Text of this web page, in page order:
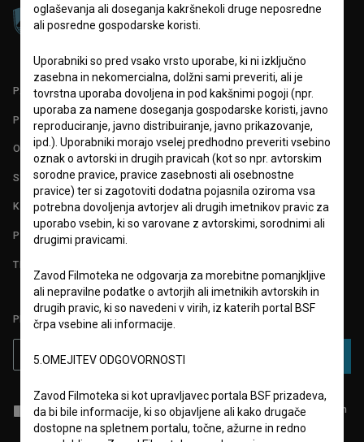
PARTNERJI
POGOJI UPORABE
O PROJEKTU
STATISTIKA
KONTAKT
POGOSTA VPRAŠANJA
TEST FUNKCIONALNOSTI
PRIJAVITE SE NA BSF NOVIČNIK:
Sprejemamsplošne pogojein dajemsoglasjeza zbiranje, hrambo in
obdelavo osebnih podatkov.
oglaševanja ali doseganja kakršnekoli druge neposredne
ali posredne gospodarske koristi.
Uporabniki so pred vsako vrsto uporabe, ki ni izključno
zasebna in nekomercialna, dolžni sami preveriti, ali je
tovrstna uporaba dovoljena in pod kakšnimi pogoji (npr.
uporaba za namene doseganja gospodarske koristi, javno
reproduciranje, javno distribuiranje, javno prikazovanje,
ipd.). Uporabniki morajo vselej predhodno preveriti vsebino
oznak o avtorski in drugih pravicah (kot so npr. avtorskim
sorodne pravice, pravice zasebnosti ali osebnostne
pravice) ter si zagotoviti dodatna pojasnila oziroma vsa
potrebna dovoljenja avtorjev ali drugih imetnikov pravic za
uporabo vsebin, ki so varovane z avtorskimi, sorodnimi ali
drugimi pravicami.
Zavod Filmoteka ne odgovarja za morebitne pomanjkljive
ali nepravilne podatke o avtorjih ali imetnikih avtorskih in
drugih pravic, ki so navedeni v virih, iz katerih portal BSF
črpa vsebine ali informacije.
5.OMEJITEV ODGOVORNOSTI
Zavod Filmoteka si kot upravljavec portala BSF prizadeva,
da bi bile informacije, ki so objavljene ali kako drugače
dostopne na spletnem portalu, točne, ažurne in redno